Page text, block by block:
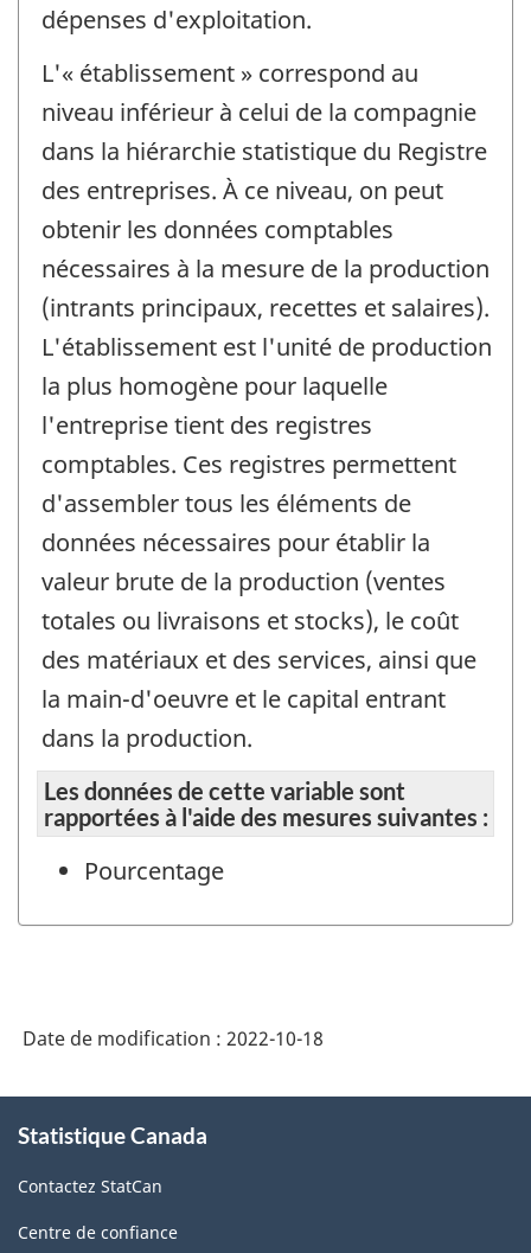
dépenses d'exploitation.
L'« établissement » correspond au
niveau inférieur à celui de la compagnie
dans la hiérarchie statistique du Registre
des entreprises. À ce niveau, on peut
obtenir les données comptables
nécessaires à la mesure de la production
(intrants principaux, recettes et salaires).
L'établissement est l'unité de production
la plus homogène pour laquelle
l'entreprise tient des registres
comptables. Ces registres permettent
d'assembler tous les éléments de
données nécessaires pour établir la
valeur brute de la production (ventes
totales ou livraisons et stocks), le coût
des matériaux et des services, ainsi que
la main-d'oeuvre et le capital entrant
dans la production.
Les données de cette variable sont
rapportées à l'aide des mesures suivantes :
Pourcentage
Date de modification : 2022-10-18
propos
ce
site
Statistique Canada
Contactez StatCan
Centre de confiance